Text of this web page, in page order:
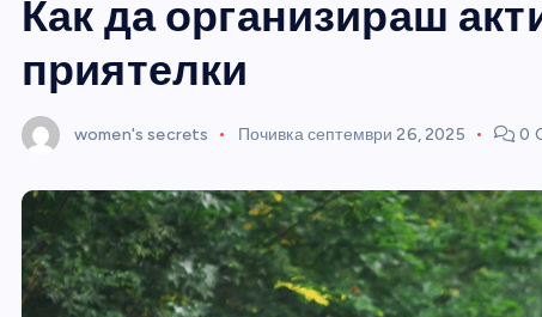
Как да организираш
приятелки
women's secrets Почивкасептември 26, 2025 0